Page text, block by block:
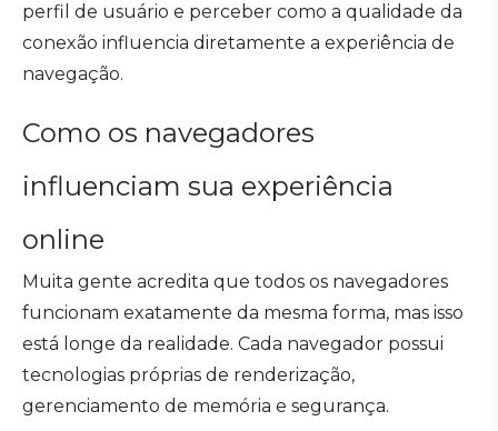
perfil de usuário e perceber como a qualidade da
conexão influencia diretamente a experiência de
navegação.
Como os navegadores
influenciam sua experiência
online
Muita gente acredita que todos os navegadores
funcionam exatamente da mesma forma, mas isso
está longe da realidade. Cada navegador possui
tecnologias próprias de renderização,
gerenciamento de memória e segurança.